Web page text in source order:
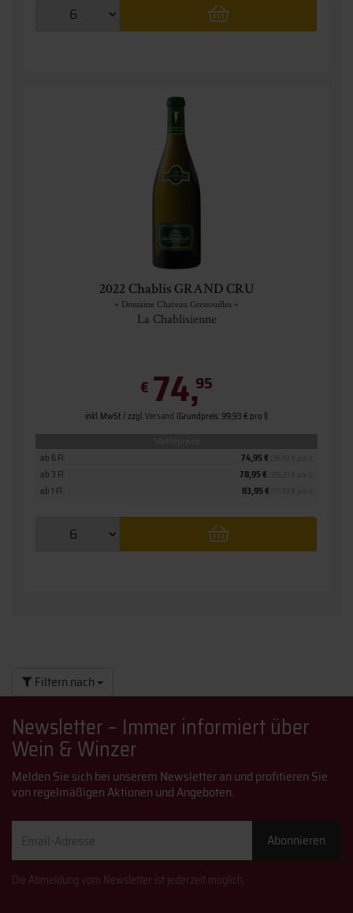
2022 Chablis GRAND CRU
» Domaine Chateau Grenouilles «
La Chablisienne
€ 74,95
inkl. MwSt. / zzgl.Versand (Grundpreis: 99,93 € pro l)
ab 1 Fl. 83,95 €
ab 3 Fl. 78,95 €
ab 6 Fl. 74,95 €
Filtern nach
Newsletter – Immer informiert über
Wein & Winzer
Melden Sie sich bei unserem Newsletter an und profitieren Sie
von regelmäßigen Aktionen und Angeboten.
Adresse
Abonnieren
Die Abmeldung vom Newsletter ist jederzeit möglich.